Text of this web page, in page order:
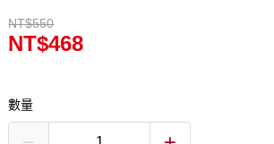
NT$550
NT$468
數量